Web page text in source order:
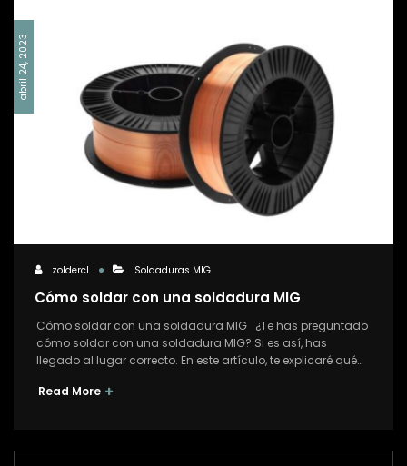
abril 24, 2023
zoldercl Soldaduras MIG
Cómo soldar con una soldadura MIG
Cómo soldar con una soldadura MIG ¿Te has preguntado
cómo soldar con una soldadura MIG? Si es así, has
llegado al lugar correcto. En este artículo, te explicaré qué…
Read More